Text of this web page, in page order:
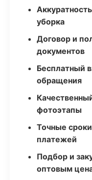
уборка
Договор и
документов
Бесплатный
обращения
фотоэтапы
Точные
платежей
Подбор и
оптовым